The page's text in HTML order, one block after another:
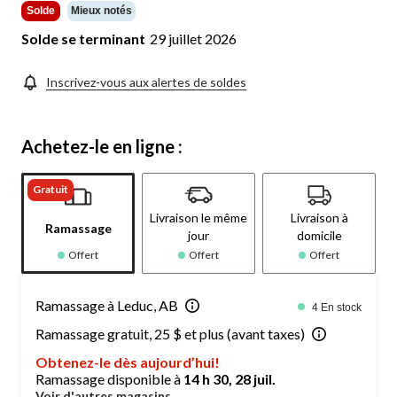
Solde Mieux notés
Solde se terminant 29 juillet 2026
Inscrivez-vous aux alertes de soldes
Achetez-le en ligne :
Gratuit
Ramassage
Offert
Livraison le même
jour
Offert
Livraison à
domicile
Offert
Ramassage à Leduc, AB 4 En stock
Ramassage gratuit, 25 $ et plus (avant taxes)
Obtenez-le dès aujourd’hui!
Ramassage disponible à 14 h 30, 28 juil.